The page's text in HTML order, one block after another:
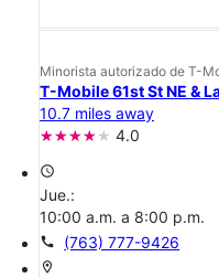
Minorista autorizado de T-
T-Mobile 61st St NE &
10.7 miles away
4.0
access_time
Jue.:
10:00 a.m. a 8:00 p.m.
call (763) 777-9426
location_on